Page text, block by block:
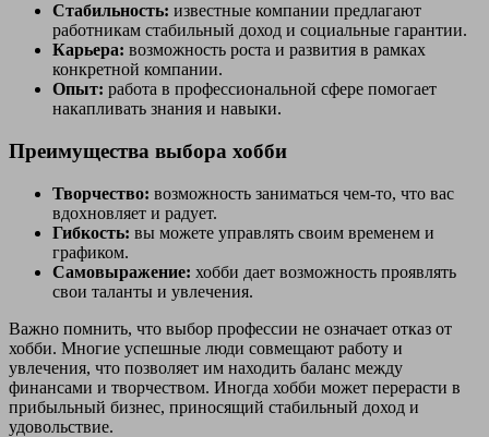
Стабильность: известные компании предлагают
работникам стабильный доход и социальные гарантии.
Карьера: возможность роста и развития в рамках
конкретной компании.
Опыт: работа в профессиональной сфере помогает
накапливать знания и навыки.
Преимущества выбора хобби
Творчество: возможность заниматься чем-то, что вас
вдохновляет и радует.
Гибкость: вы можете управлять своим временем и
графиком.
Самовыражение: хобби дает возможность проявлять
свои таланты и увлечения.
Важно помнить, что выбор профессии не означает отказ от
хобби. Многие успешные люди совмещают работу и
увлечения, что позволяет им находить баланс между
финансами и творчеством. Иногда хобби может перерасти в
прибыльный бизнес, приносящий стабильный доход и
удовольствие.